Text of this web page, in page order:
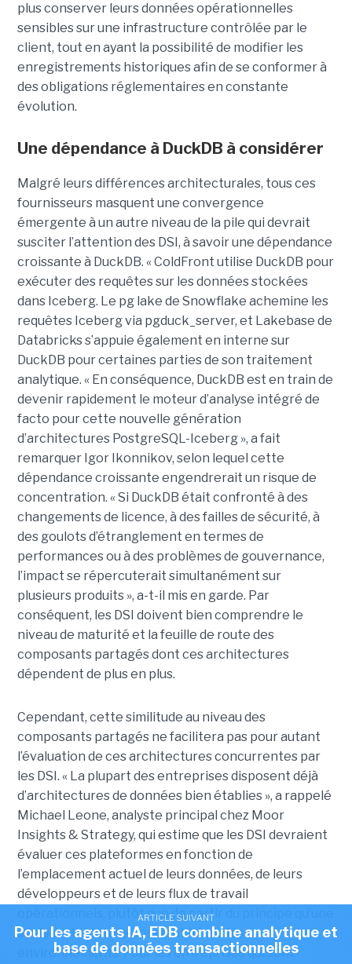
plus conserver leurs données opérationnelles
sensibles sur une infrastructure contrôlée par le
client, tout en ayant la possibilité de modifier les
enregistrements historiques afin de se conformer à
des obligations réglementaires en constante
évolution.
Une dépendance à DuckDB à considérer
Malgré leurs différences architecturales, tous ces
fournisseurs masquent une convergence
émergente à un autre niveau de la pile qui devrait
susciter l’attention des DSI, à savoir une dépendance
croissante à DuckDB. « ColdFront utilise DuckDB pour
exécuter des requêtes sur les données stockées
dans Iceberg. Le pg lake de Snowflake achemine les
requêtes Iceberg via pgduck_server, et Lakebase de
Databricks s’appuie également en interne sur
DuckDB pour certaines parties de son traitement
analytique. « En conséquence, DuckDB est en train de
devenir rapidement le moteur d’analyse intégré de
facto pour cette nouvelle génération
d’architectures PostgreSQL-Iceberg », a fait
remarquer Igor Ikonnikov, selon lequel cette
dépendance croissante engendrerait un risque de
concentration. « Si DuckDB était confronté à des
changements de licence, à des failles de sécurité, à
des goulots d’étranglement en termes de
performances ou à des problèmes de gouvernance,
l’impact se répercuterait simultanément sur
plusieurs produits », a-t-il mis en garde. Par
conséquent, les DSI doivent bien comprendre le
niveau de maturité et la feuille de route des
composants partagés dont ces architectures
dépendent de plus en plus.
Cependant, cette similitude au niveau des
composants partagés ne facilitera pas pour autant
l’évaluation de ces architectures concurrentes par
les DSI. « La plupart des entreprises disposent déjà
d’architectures de données bien établies », a rappelé
Michael Leone, analyste principal chez Moor
Insights & Strategy, qui estime que les DSI devraient
évaluer ces plateformes en fonction de
l’emplacement actuel de leurs données, de leurs
développeurs et de leurs flux de travail
opérationnels, plutôt que de partir du principe qu’une
seule architecture convient à tous les
environnements. Pour les entreprises qui sont
ARTICLE SUIVANT
Pour les agents IA, EDB combine analytique et
base de données transactionnelles